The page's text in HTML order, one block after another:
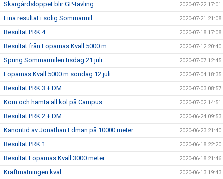
Skärgårdsloppet blir GP-tävling 2020-07-22 17:01
Fina resultat i solig Sommarmil 2020-07-21 21:08
Resultat PRK 4 2020-07-18 17:08
Resultat från Löparnas Kväll 5000 m 2020-07-12 20:40
Spring Sommarmilen tisdag 21 juli 2020-07-07 12:45
Löparnas Kväll 5000 m söndag 12 juli 2020-07-04 18:35
Resultat PRK 3 + DM 2020-07-03 08:57
Kom och hämta all kol på Campus 2020-07-02 14:51
Resultat PRK 2 + DM 2020-06-24 09:53
Kanontid av Jonathan Edman på 10000 meter 2020-06-23 21:40
Resultat PRK 1 2020-06-18 22:20
Resultat Löparnas Kväll 3000 meter 2020-06-18 21:46
Kraftmätningen kval 2020-06-13 19:43